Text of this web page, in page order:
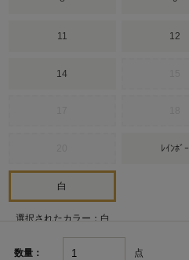
11 12
14
ﾚｲﾝﾎﾞｰ
白
選択されたカラー：白
数量： 点